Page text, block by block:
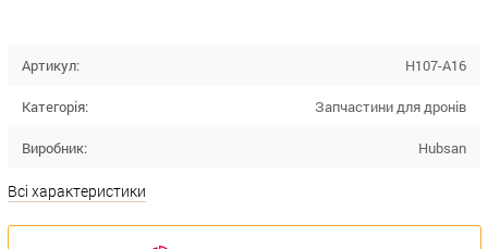
Артикул: H107-A16
Категорія: Запчастини для дронів
Виробник: Hubsan
Всі характеристики